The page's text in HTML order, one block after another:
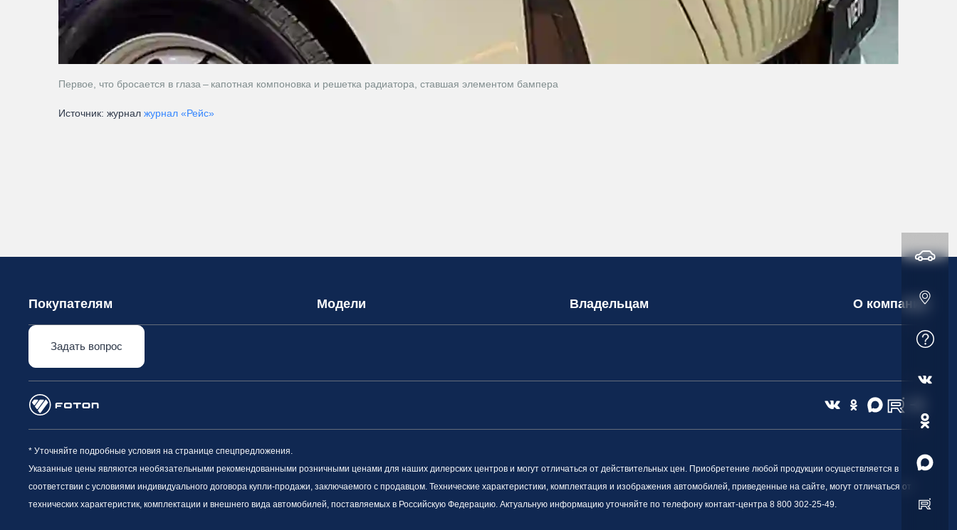
Первое, что бросается в глаза – капотная компоновка и решетка радиатора, ставшая элементом бампера
Источник: журнал журнал «Рейс»
Покупателям Модели Владельцам О компании
Задать вопрос
* Уточняйте подробные условия на странице спецпредложения.
Указанные цены являются необязательными рекомендованными розничными ценами для наших дилерских центров и могут отличаться от действительных цен. Приобретение любой продукции осуществляется в
соответствии с условиями индивидуального договора купли-продажи, заключаемого с продавцом. Технические характеристики, комплектация и изображения автомобилей, приведенные на сайте, могут отличаться от
технических характеристик, комплектации и внешнего вида автомобилей, поставляемых в Российскую Федерацию. Актуальную информацию уточняйте по телефону контакт-центра 8 800 302-25-49.